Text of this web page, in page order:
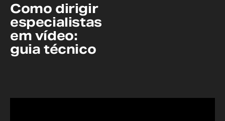
Como dirigir
especialistas
em vídeo:
guia técnico